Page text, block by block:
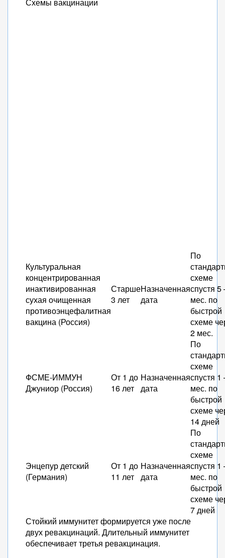
Культуральная
концентрированная
инактивированная
сухая очищенная
противоэнцефалитная
вакцина (Россия)
Старше
3 лет
Назначенная
дата
По
схеме
спустя 5
мес. по
быстрой
схеме
2 мес.
ФСМЕ-ИММУН
Джуниор (Россия)
От 1 до
16 лет
Назначенная
дата
По
схеме
спустя 1
мес. по
быстрой
схеме
14 дней
Энцепур детский
(Германия)
От 1 до
11 лет
Назначенная
дата
По
схеме
спустя 1
мес. по
быстрой
схеме
7 дней
Стойкий иммунитет формируется уже после
двух ревакцинаций. Длительный иммунитет
обеспечивает третья ревакцинация.